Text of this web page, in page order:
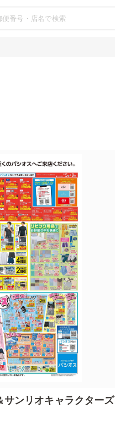
ンリオキャラクターズ